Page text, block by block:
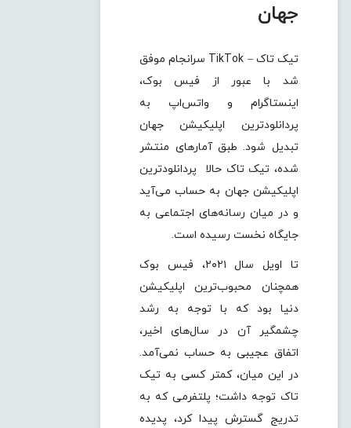
جهان
تیک تاک – TikTok سرانجام موفق
شد با عبور از فیس بوک،
اینستاگرام و واتس‌اپ به
پردانلودترین اپلیکیشن جهان
تبدیل شود. طبق آمارهای منتشر
شده، تیک تاک حالا پردانلودترین
اپلیکیشن جهان به حساب می‌آید
و در میان رسانه‌های اجتماعی به
جایگاه نخست رسیده است.
تا اویل سال ۲۰۲۱، فیس بوک
همچنان محبوب‌ترین اپلیکیشن
دنیا بود که با توجه به رشد
چشمگیر آن در سال‌های اخیر،
اتفاق عجیبی به حساب نمی‌آمد.
در این میان، کمتر کسی به تیک
تاک توجه داشت؛ پلتفرمی که به
تدریج گسترش پیدا کرد، پدیده